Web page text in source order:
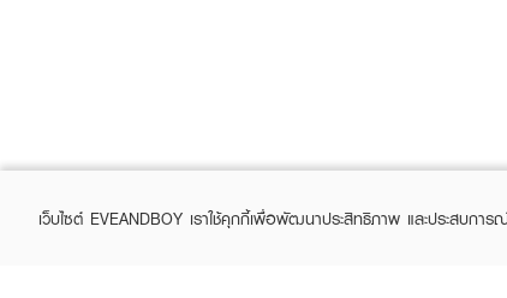
เว็บไซต์ EVEANDBOY เราใช้คุกกี้เพื่อพัฒนาประสิทธิภาพ และประสบกา